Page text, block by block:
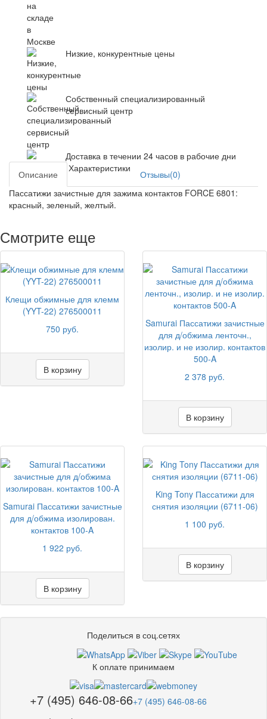
Низкие, конкурентные цены
Собственный специализированный
сервисный центр
Доставка в течении 24 часов в рабочие дни
Описание
Характеристики
Отзывы(0)
Пассатижи зачистные для зажима контактов FORCE 6801:
красный, зеленый, желтый.
Смотрите еще
Клещи обжимные для клемм
(YYT-22) 276500011
750 руб.
В корзину
Samurai Пассатижи зачистные
для д/обжима ленточн.,
изолир. и не изолир. контактов
500-A
2 378 руб.
В корзину
Samurai Пассатижи зачистные
для д/обжима изолирован.
контактов 100-A
1 922 руб.
В корзину
King Tony Пассатижи для
снятия изоляции (6711-06)
1 100 руб.
В корзину
Поделиться в соц.сетях
К оплате принимаем
+7 (495) 646-08-66+7 (495) 646-08-66